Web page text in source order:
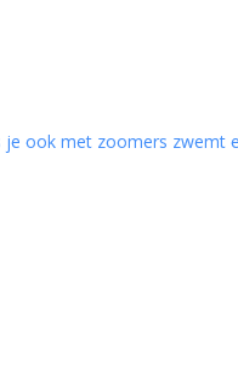
ook met zoomers zwemt